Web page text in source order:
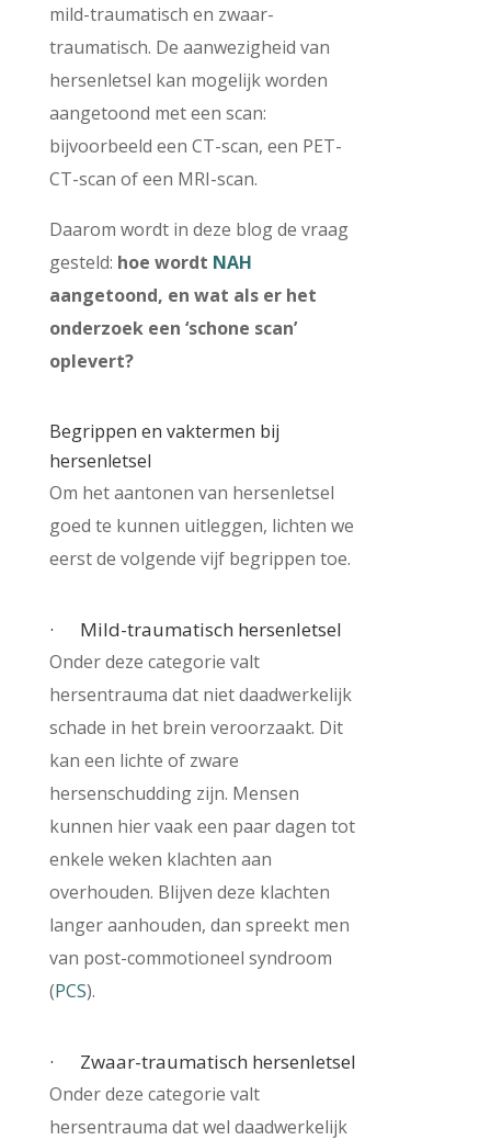
mild-traumatisch en zwaar-
traumatisch. De aanwezigheid van
hersenletsel kan mogelijk worden
aangetoond met een scan:
bijvoorbeeld een CT-scan, een PET-
CT-scan of een MRI-scan.
Daarom wordt in deze blog de vraag
gesteld: hoe wordt NAH
aangetoond, en wat als er het
onderzoek een ‘schone scan’
oplevert?
Begrippen en vaktermen bij
hersenletsel
Om het aantonen van hersenletsel
goed te kunnen uitleggen, lichten we
eerst de volgende vijf begrippen toe.
· Mild-traumatisch hersenletsel
Onder deze categorie valt
hersentrauma dat niet daadwerkelijk
schade in het brein veroorzaakt. Dit
kan een lichte of zware
hersenschudding zijn. Mensen
kunnen hier vaak een paar dagen tot
enkele weken klachten aan
overhouden. Blijven deze klachten
langer aanhouden, dan spreekt men
van post-commotioneel syndroom
(PCS).
· Zwaar-traumatisch hersenletsel
Onder deze categorie valt
hersentrauma dat wel daadwerkelijk